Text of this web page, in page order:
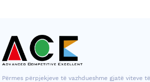
Përmes përpjekjeve të vazhdueshme gjatë viteve